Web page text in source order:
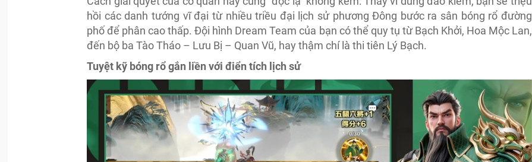
hồi các danh tướng vĩ đại từ nhiều triều đại lịch sử phương Đông bước ra sân bóng rổ đường
phố để phân cao thấp. Đội hình Dream Team của bạn có thể quy tụ từ Bạch Khởi, Hoa Mộc Lan,
đến bộ ba Tào Tháo – Lưu Bị – Quan Vũ, hay thậm chí là thi tiên Lý Bạch.
Tuyệt kỹ bóng rổ gắn liền với điển tích lịch sử